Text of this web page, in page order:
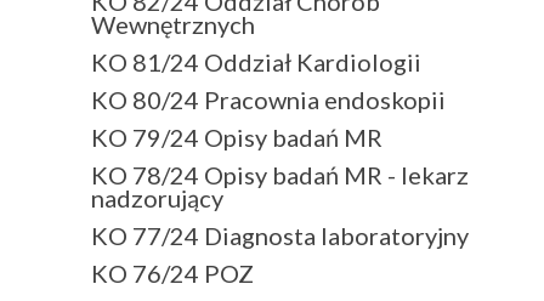
Wewnętrznych
KO 81/24 Oddział Kardiologii
KO 80/24 Pracownia endoskopii
KO 79/24 Opisy badań MR
KO 78/24 Opisy badań MR - lekarz
nadzorujący
KO 77/24 Diagnosta laboratoryjny
KO 76/24 POZ